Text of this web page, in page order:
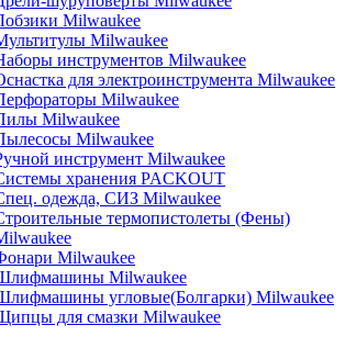
Milwaukee
Milwaukee
инструментов Milwaukee
для электроинструмента Milwaukee
Milwaukee
Milwaukee
Milwaukee
инструмент Milwaukee
хранения PACKOUT
одежда, СИЗ Milwaukee
термопистолеты (Фены)
Milwaukee
Milwaukee
угловые(Болгарки) Milwaukee
для смазки Milwaukee